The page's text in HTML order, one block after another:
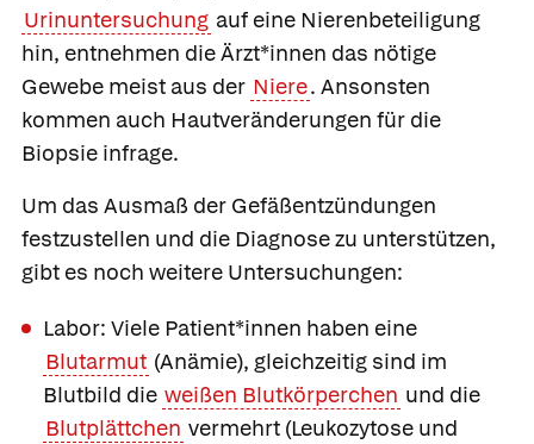
Urinuntersuchung auf eine Nierenbeteiligung
hin, entnehmen die Ärzt*innen das nötige
Gewebe meist aus der Niere. Ansonsten
kommen auch Hautveränderungen für die
Biopsie infrage.
Um das Ausmaß der Gefäßentzündungen
festzustellen und die Diagnose zu unterstützen,
gibt es noch weitere Untersuchungen:
Labor: Viele Patient*innen haben eine
Blutarmut (Anämie), gleichzeitig sind im
Blutbild die weißen Blutkörperchen und die
Blutplättchen vermehrt (Leukozytose und